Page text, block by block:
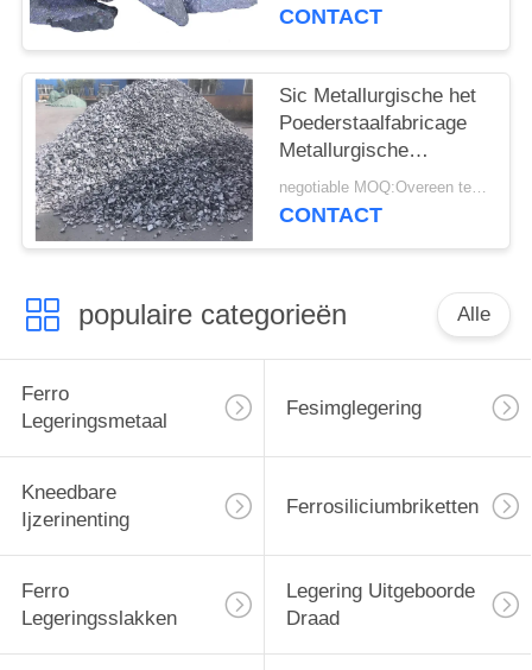
CONTACT
Sic Metallurgische het
Poederstaalfabricage
Metallurgische
Deoxidizer van het
Siliciumcarbide
negotiable MOQ:Overeen te komen
CONTACT
populaire categorieën Alle
Ferro
Legeringsmetaal
Fesimglegering
Kneedbare
Ijzerinenting
Ferrosiliciumbriketten
Ferro
Legeringsslakken
Legering Uitgeboorde
Draad